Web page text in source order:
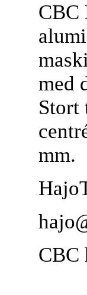
CBC
med
Stort
mm.
CBC